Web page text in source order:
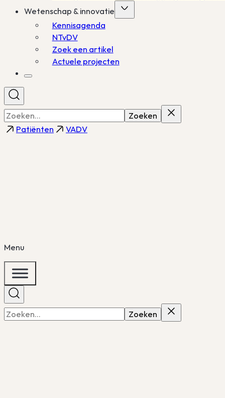
Wetenschap & innovatie
Kennisagenda
NTvDV
Zoek een artikel
Actuele projecten
Zoeken
Patiënten
VADV
Menu
Zoeken